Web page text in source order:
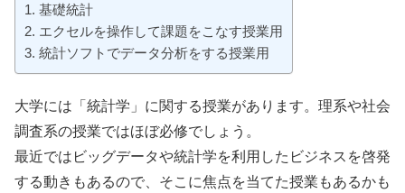
基礎統計
エクセルを操作して課題をこなす授業用
統計ソフトでデータ分析をする授業用
大学には「統計学」に関する授業があります。理系や社会
調査系の授業ではほぼ必修でしょう。
最近ではビッグデータや統計学を利用したビジネスを啓発
する動きもあるので、そこに焦点を当てた授業もあるかも